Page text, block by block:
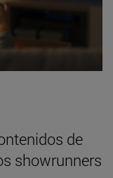
de
showrunners